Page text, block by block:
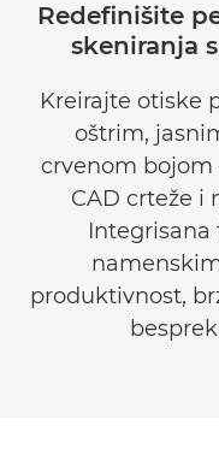
Redefinišite
skeniranja
Kreirajte otiske
oštrim,
crvenom bojom
CAD crteže i
Integrisana
produktivnost,